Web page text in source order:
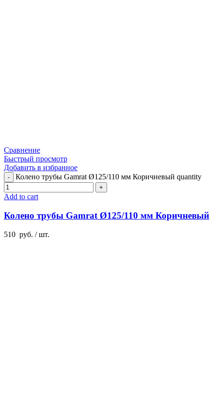
Сравнение
Быстрый просмотр
Добавить в избранное
Колено трубы Gamrat Ø125/110 мм Коричневый quantity
Add to cart
Колено трубы Gamrat Ø125/110 мм Коричневый
510 руб. / шт.